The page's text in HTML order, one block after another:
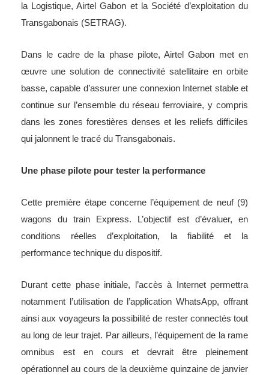
la Logistique, Airtel Gabon et la Société d’exploitation du
Transgabonais (SETRAG).
Dans le cadre de la phase pilote, Airtel Gabon met en
œuvre une solution de connectivité satellitaire en orbite
basse, capable d’assurer une connexion Internet stable et
continue sur l’ensemble du réseau ferroviaire, y compris
dans les zones forestières denses et les reliefs difficiles
qui jalonnent le tracé du Transgabonais.
Une phase pilote pour tester la performance
Cette première étape concerne l’équipement de neuf (9)
wagons du train Express. L’objectif est d’évaluer, en
conditions réelles d’exploitation, la fiabilité et la
performance technique du dispositif.
Durant cette phase initiale, l’accès à Internet permettra
notamment l’utilisation de l’application WhatsApp, offrant
ainsi aux voyageurs la possibilité de rester connectés tout
au long de leur trajet. Par ailleurs, l’équipement de la rame
omnibus est en cours et devrait être pleinement
opérationnel au cours de la deuxième quinzaine de janvier